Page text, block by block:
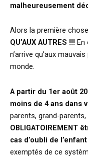
malheureusement
Alors la première
QU’AUX AUTRES !!! En
n’arrive qu’aux
monde.
A partir du 1er août
moins de 4 ans dans
parents, grand-
OBLIGATOIREMENT
cas d’oubli de
exemptés de ce